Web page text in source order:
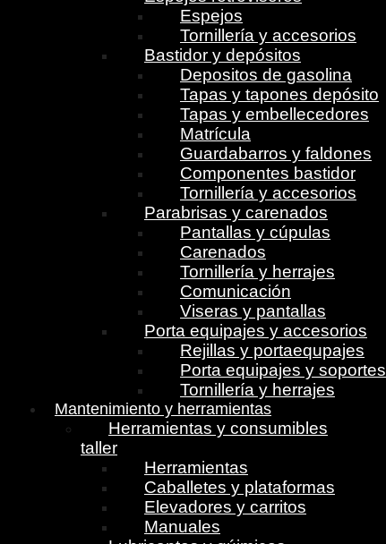
Espejos
Tornillería y accesorios
Bastidor y depósitos
Depositos de gasolina
Tapas y tapones depósito
Tapas y embellecedores
Matrícula
Guardabarros y faldones
Componentes bastidor
Tornillería y accesorios
Parabrisas y carenados
Pantallas y cúpulas
Carenados
Tornillería y herrajes
Comunicación
Viseras y pantallas
Porta equipajes y accesorios
Rejillas y portaequpajes
Porta equipajes y soportes
Tornillería y herrajes
Mantenimiento y herramientas
Herramientas y consumibles
taller
Herramientas
Caballetes y plataformas
Elevadores y carritos
Manuales